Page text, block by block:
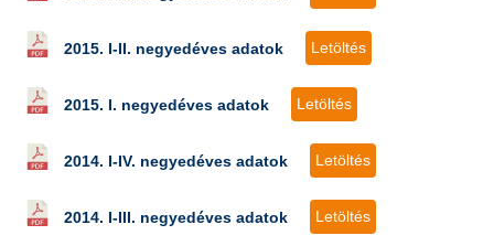
2015. I-II. negyedéves adatok Letöltés
2015. I. negyedéves adatok Letöltés
2014. I-IV. negyedéves adatok Letöltés
2014. I-III. negyedéves adatok Letöltés